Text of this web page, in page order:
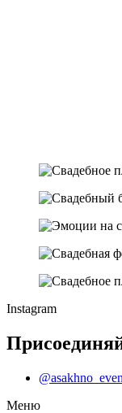
Instagram
Меню